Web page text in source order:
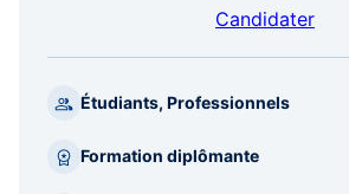
Candidater
Étudiants, Professionnels
Formation diplômante